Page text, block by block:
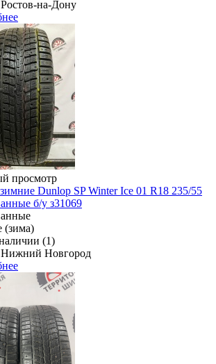
на-Дону
просмотр
Dunlop SP Winter Ice 01 R18 235/55
б/у з31069
(зима)
(1)
Новгород